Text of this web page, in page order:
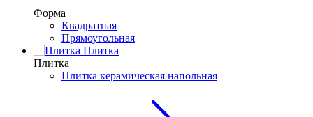
Форма
Квадратная
Прямоугольная
Плитка
Плитка
Плитка керамическая напольная